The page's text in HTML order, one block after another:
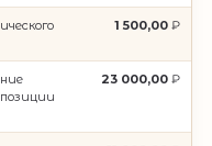
1 500,00
23 000,00